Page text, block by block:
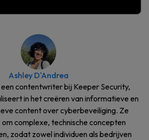
Ashley D'Andrea
een contentwriter bij Keeper Security,
in het creëren van informatieve en
content over cyberbeveiliging. Ze
complexe, technische concepten
zodat zowel individuen als bedrijven